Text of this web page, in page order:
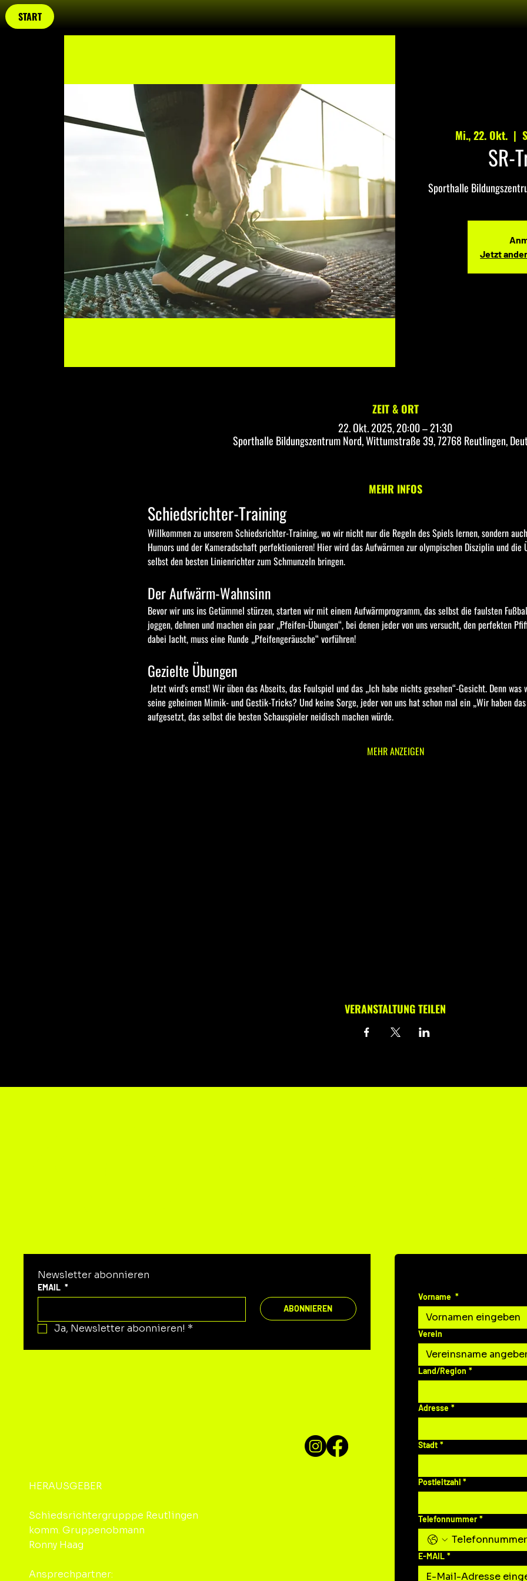
START
Mi., 22. Okt.
  |
SR-
Sporthalle
Jetzt
ZEIT & ORT
22. Okt. 2025, 20:00 – 21:30
Sporthalle Bildungszentrum Nord, Wittumstraße 39, 72768 Reutlingen,
MEHR INFOS
Schiedsrichter-Training
Willkommen zu unserem Schiedsrichter-Training, wo wir nicht nur die Regeln des Spiels lernen, sondern
Humors und der Kameradschaft perfektionieren! Hier wird das Aufwärmen zur olympischen Disziplin und die
selbst den besten Linienrichter zum Schmunzeln bringen.
Der Aufwärm-Wahnsinn
Bevor wir uns ins Getümmel stürzen, starten wir mit einem Aufwärmprogramm, das selbst die faulsten
joggen, dehnen und machen ein paar „Pfeifen-Übungen“, bei denen jeder von uns versucht, den perfekten
dabei lacht, muss eine Runde „Pfeifengeräusche“ vorführen!
Gezielte Übungen
seine geheimen Mimik- und Gestik-Tricks? Und keine Sorge, jeder von uns hat schon mal ein „Wir haben
aufgesetzt, das selbst die besten Schauspieler neidisch machen würde.
MEHR ANZEIGEN
VERANSTALTUNG TEILEN
Newsletter abonnieren
EMAIL *
ABONNIEREN
Ja, Newsletter abonnieren! *
Vorname *
Verein
Mehrzeilige Adresse
Land/Region *
Adresse *
Stadt *
Postleitzahl *
Telefonnummer *
E-MAIL *
HERAUSGEBER
Schiedsrichtergrupppe Reutlingen
komm. Gruppenobmann
Ronny Haag
Ansprechpartner: